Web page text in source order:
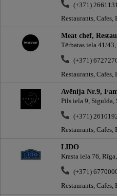
(+371)
Restaurants, Cafes,
Meat chef,
Tērbatas iela 41/
(+371)
Restaurants, Cafes,
Avēnija Nr.9,
Pils iela 9, Sigulda,
(+371)
Restaurants, Cafes,
LIDO
Krasta iela 76,
(+371)
Restaurants, Cafes,